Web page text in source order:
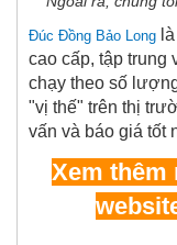
Đúc Đồng Bảo Long
cao cấp, tập trung
chạy theo số
"vị thế" trên thị
vấn và báo giá tốt
Xem thêm